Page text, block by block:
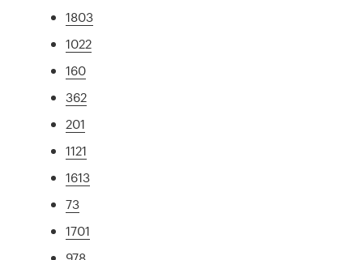
1803
1022
160
362
201
1121
1613
73
1701